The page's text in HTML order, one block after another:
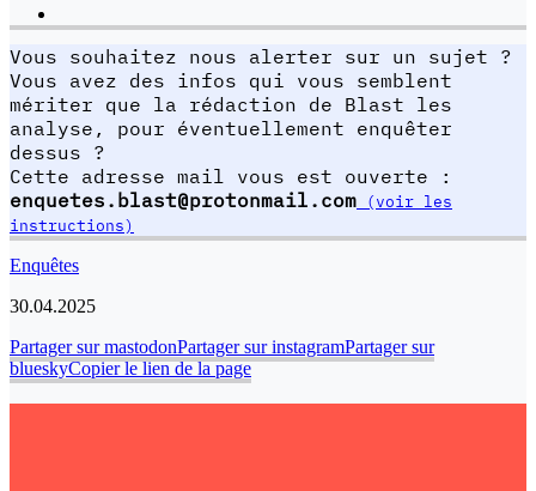
Vous souhaitez nous alerter sur un sujet ?
Vous avez des infos qui vous semblent
mériter que la rédaction de Blast les
analyse, pour éventuellement enquêter
dessus ?
Cette adresse mail vous est ouverte :
enquetes.blast@protonmail.com (voir les
instructions)
Enquêtes
30.04.2025
Partager sur mastodonPartager sur instagramPartager sur
blueskyCopier le lien de la page